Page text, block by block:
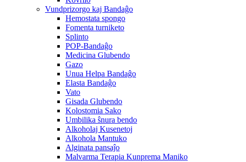
Vundprizorgo kaj Bandaĝo
Hemostata spongo
Fomenta turniketo
Splinto
POP-Bandaĝo
Medicina Glubendo
Gazo
Unua Helpa Bandaĝo
Elasta Bandaĝo
Vato
Gisada Glubendo
Kolostomia Sako
Umbilika ŝnura bendo
Alkoholaj Kusenetoj
Alkohola Mantuko
Alginata pansaĵo
Malvarma Terapia Kunprema Maniko